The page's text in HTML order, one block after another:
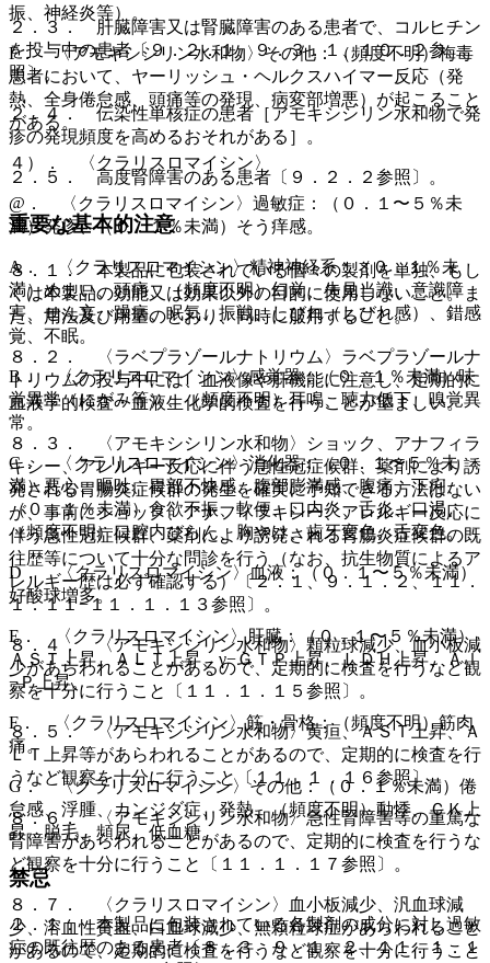
２．３． 肝臓障害又は腎臓障害のある患者で、コルヒチン
を投与中の患者〔９．２．１、９．３．１、１０．２参
照〕。
２．４． 伝染性単核症の患者［アモキシシリン水和物で発
疹の発現頻度を高めるおそれがある］。
２．５． 高度腎障害のある患者〔９．２．２参照〕。
重要な基本的注意
８．１． 本製品に包装されている個々の製剤を単独、もし
くは本製品の効能又は効果以外の目的に使用しないこと。ま
た、用法及び用量のとおり、同時に服用すること。
８．２． 〈ラベプラゾールナトリウム〉ラベプラゾールナ
トリウムの投与中には、血液像や肝機能に注意し、定期的に
血液学的検査・血液生化学的検査を行うことが望ましい。
８．３． 〈アモキシシリン水和物〉ショック、アナフィラ
キシー、アレルギー反応に伴う急性冠症候群、薬剤により誘
発される胃腸炎症候群の発生を確実に予知できる方法はない
が、事前にショック、アナフィラキシー、アレルギー反応に
伴う急性冠症候群、薬剤により誘発される胃腸炎症候群の既
往歴等について十分な問診を行う（なお、抗生物質によるア
レルギー歴は必ず確認する）〔２．１、９．１．２、１１．
１．１１−１１．１．１３参照〕。
８．４． 〈アモキシシリン水和物〉顆粒球減少、血小板減
少があらわれることがあるので、定期的に検査を行うなど観
察を十分に行うこと〔１１．１．１５参照〕。
８．５． 〈アモキシシリン水和物〉黄疸、ＡＳＴ上昇、Ａ
ＬＴ上昇等があらわれることがあるので、定期的に検査を行
うなど観察を十分に行うこと〔１１．１．１６参照〕。
８．６． 〈アモキシシリン水和物〉急性腎障害等の重篤な
腎障害があらわれることがあるので、定期的に検査を行うな
ど観察を十分に行うこと〔１１．１．１７参照〕。
８．７． 〈クラリスロマイシン〉血小板減少、汎血球減
少、溶血性貧血、白血球減少、無顆粒球症があらわれること
があるので、定期的に検査を行うなど観察を十分に行うこと
振、神経炎等）。
F． 〈アモキシシリン水和物〉その他：（頻度不明）梅毒
患者において、ヤーリッシュ・ヘルクスハイマー反応（発
熱、全身倦怠感、頭痛等の発現、病変部増悪）が起こること
がある。
４）． 〈クラリスロマイシン〉
@． 〈クラリスロマイシン〉過敏症：（０．１〜５％未
満）発疹、（０．１％未満）そう痒感。
A． 〈クラリスロマイシン〉精神神経系：（０．１％未
満）めまい、頭痛、（頻度不明）幻覚、失見当識、意識障
害、せん妄、躁病、眠気、振戦、しびれ（しびれ感）、錯感
覚、不眠。
B． 〈クラリスロマイシン〉感覚器：（０．１％未満）味
覚異常（にがみ等）、（頻度不明）耳鳴、聴力低下、嗅覚異
常。
C． 〈クラリスロマイシン〉消化器：（０．１〜５％未
満）悪心、嘔吐、胃部不快感、腹部膨満感、腹痛、下痢、
（０．１％未満）食欲不振、軟便、口内炎、舌炎、口渇、
（頻度不明）口腔内びらん、胸やけ、歯牙変色、舌変色。
D． 〈クラリスロマイシン〉血液：（０．１〜５％未満）
好酸球増多。
E． 〈クラリスロマイシン〉肝臓：（０．１〜５％未満）
ＡＳＴ上昇、ＡＬＴ上昇、γ−ＧＴＰ上昇、ＬＤＨ上昇、Ａｌ
−Ｐ上昇。
F． 〈クラリスロマイシン〉筋・骨格：（頻度不明）筋肉
痛。
G． 〈クラリスロマイシン〉その他：（０．１％未満）倦
怠感、浮腫、カンジダ症、発熱、（頻度不明）動悸、ＣＫ上
昇、脱毛、頻尿、低血糖。
禁忌
２．１． 本製品に包装されている各製剤の成分に対し過敏
症の既往歴のある患者〔８．３、９．１．２、１１．１．１